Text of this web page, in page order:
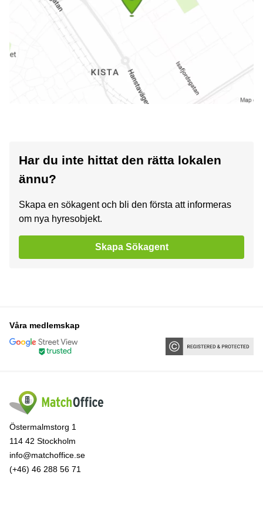
Har du inte hittat den rätta lokalen
ännu?
Skapa en sökagent och bli den första att informeras
om nya hyresobjekt.
Skapa Sökagent
Våra medlemskap
Östermalmstorg 1
114 42 Stockholm
info@matchoffice.se
(+46) 46 288 56 71